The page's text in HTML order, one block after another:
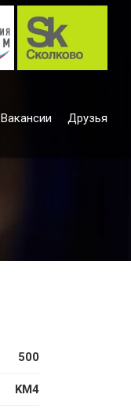
Вакансии Друзья
500
KM4